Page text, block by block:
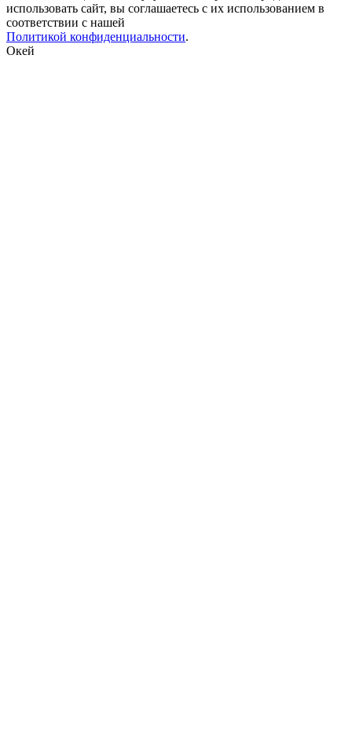
использовать сайт, вы соглашаетесь с их использованием в
соответствии с нашей
Политикой конфиденциальности.
Окей